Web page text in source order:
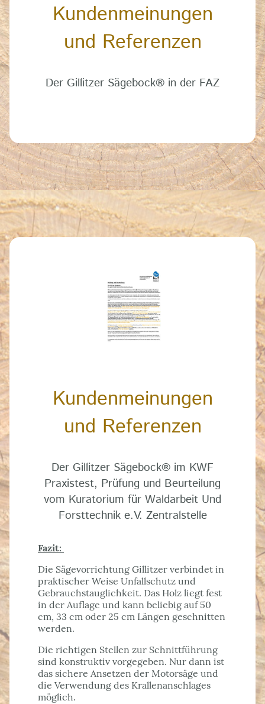
Kundenmeinungen
und Referenzen
Der Gillitzer Sägebock® in der FAZ
Kundenmeinungen
und Referenzen
Der Gillitzer Sägebock® im KWF
Praxistest, Prüfung und Beurteilung
vom Kuratorium für Waldarbeit Und
Forsttechnik e.V. Zentralstelle
Fazit:
Die Sägevorrichtung Gillitzer verbindet in
praktischer Weise Unfallschutz und
Gebrauchstauglichkeit. Das Holz liegt fest
in der Auflage und kann beliebig auf 50
cm, 33 cm oder 25 cm Längen geschnitten
werden.
Die richtigen Stellen zur Schnittführung
sind konstruktiv vorgegeben. Nur dann ist
das sichere Ansetzen der Motorsäge und
die Verwendung des Krallenanschlages
möglich.